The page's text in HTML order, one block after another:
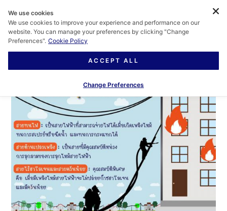
We use cookies
We use cookies to improve your experience and performance on our
website. You can manage your preferences by clicking "Change
Preferences". Cookie Policy
ACCEPT ALL
Change Preferences